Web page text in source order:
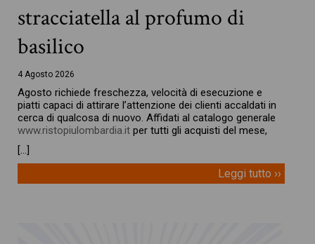
stracciatella al profumo di
basilico
4 Agosto 2026
Agosto richiede freschezza, velocità di esecuzione e
piatti capaci di attirare l’attenzione dei clienti accaldati in
cerca di qualcosa di nuovo. Affidati al catalogo generale
www.ristopiulombardia.it per tutti gli acquisti del mese,
[…]
Leggi tutto ››